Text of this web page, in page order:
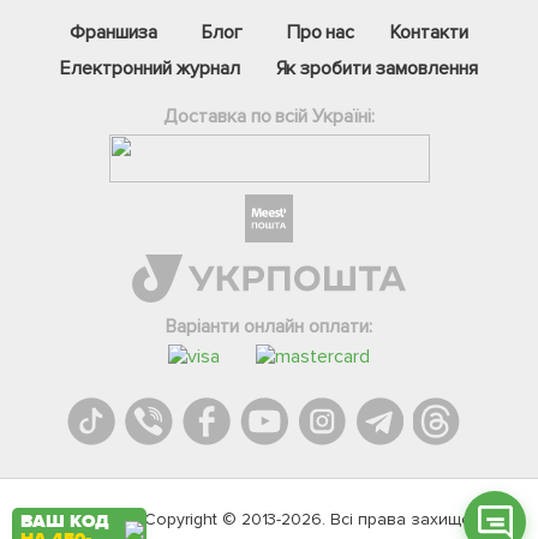
Франшиза Блог Про нас
Контакти
Електронний журнал
Як зробити замовлення
Доставка по всій Україні:
Варіанти онлайн оплати:
Agromarket.Copyright © 2013-2026. Всі права захищені
Телеграм
Вайбер
Онлайн чат
ВАШ КОД